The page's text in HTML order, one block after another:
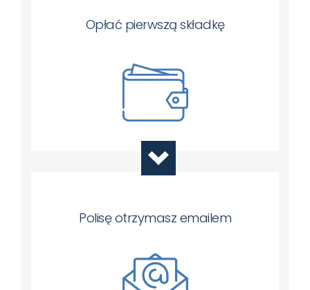
Opłać pierwszą składkę
Polisę otrzymasz emailem